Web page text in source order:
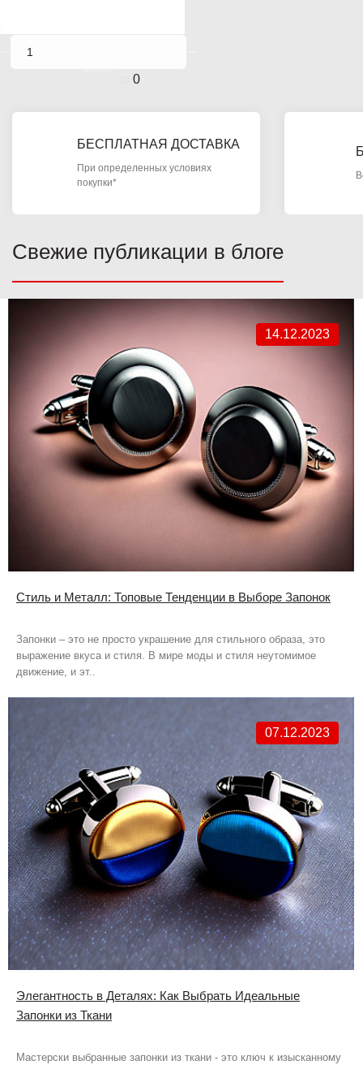
0
БЕСПЛАТНАЯ ДОСТАВКА
При определенных условиях
покупки*
Свежие публикации в блоге
14.12.2023
Стиль и Металл: Топовые Тенденции в Выборе Запонок
Запонки – это не просто украшение для стильного образа, это
выражение вкуса и стиля. В мире моды и стиля неутомимое
движение, и эт..
07.12.2023
Элегантность в Деталях: Как Выбрать Идеальные
Запонки из Ткани
Мастерски выбранные запонки из ткани - это ключ к изысканному